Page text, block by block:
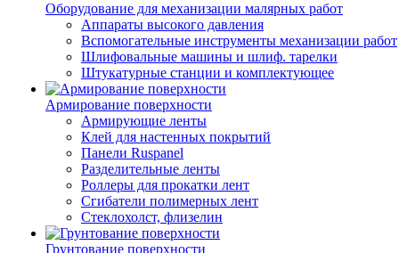
Оборудование для механизации малярных работ
Аппараты высокого давления
Вспомогательные инструменты механизации работ
Шлифовальные машины и шлиф. тарелки
Штукатурные станции и комплектующее
Армирование поверхности
Армирующие ленты
Клей для настенных покрытий
Панели Ruspanel
Разделительные ленты
Роллеры для прокатки лент
Сгибатели полимерных лент
Стеклохолст, флизелин
Грунтование поверхности